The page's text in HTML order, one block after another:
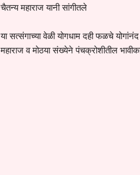
चैतन्य महाराज यानी सांगीतले
या सत्संगाच्या वेळी योगधाम दही फळचे
महाराज व मोठया संख्येने पंचक्रोशीतील